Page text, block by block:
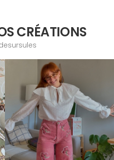
CRÉATIONS